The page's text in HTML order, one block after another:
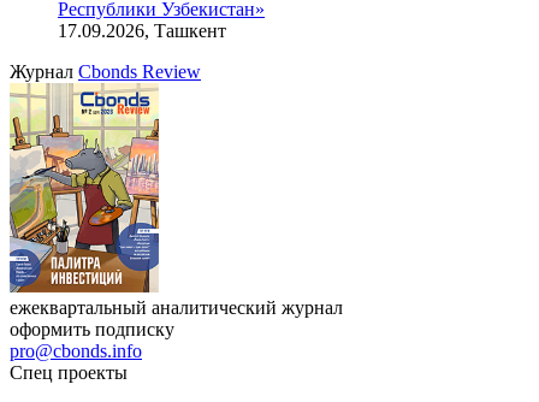
Республики Узбекистан»
17.09.2026, Ташкент
Журнал Cbonds Review
ежеквартальный аналитический журнал
оформить подписку
pro@cbonds.info
Спец проекты